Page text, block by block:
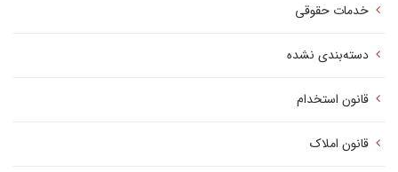
خدمات حقوقی
دسته‌بندی نشده
قانون استخدام
قانون املاک